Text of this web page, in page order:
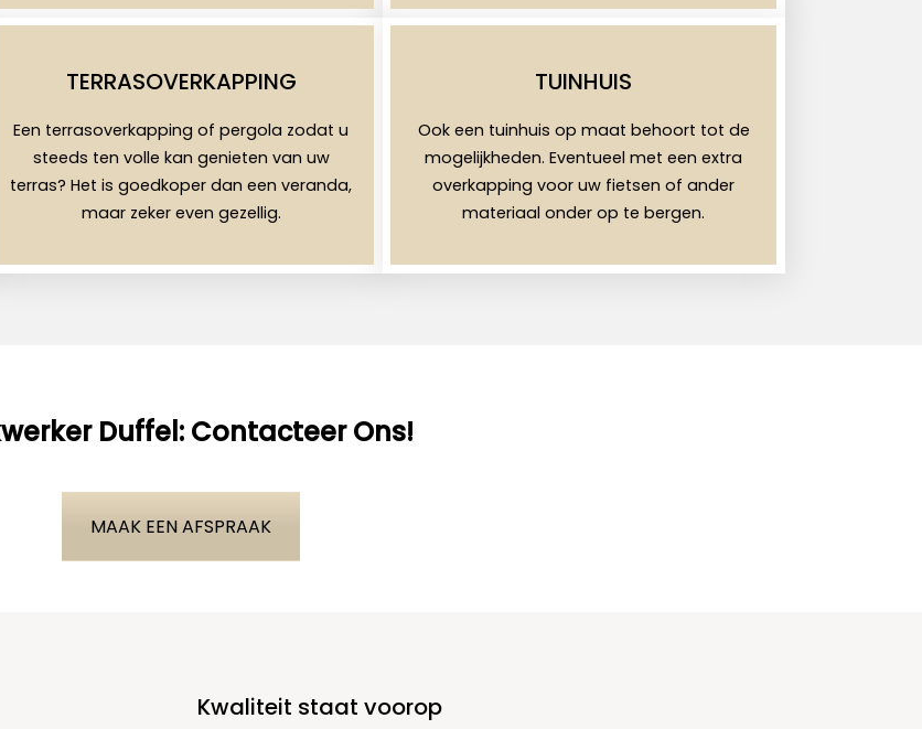
TERRASOVERKAPPING
Een terrasoverkapping of pergola zodat u
steeds ten volle kan genieten van uw
terras? Het is goedkoper dan een veranda,
maar zeker even gezellig.
TUINHUIS
Ook een tuinhuis op maat behoort tot de
mogelijkheden. Eventueel met een extra
overkapping voor uw fietsen of ander
materiaal onder op te bergen.
Duffel: Contacteer Ons!
MAAK EEN AFSPRAAK
Kwaliteit staat voorop